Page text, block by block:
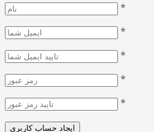
*
*
*
*
*